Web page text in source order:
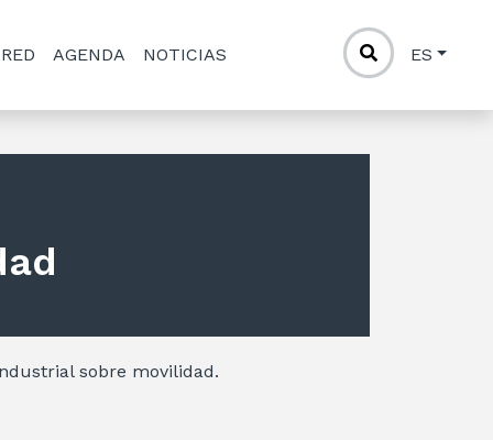
AGENDA NOTICIAS ES
sobre movilidad.